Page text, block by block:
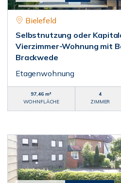
Bielefeld
Selbstnutzung oder
Vierzimmer-Wohnung mit
Brackwede
Etagenwohnung
97,46 m²
WOHNFLÄCHE
4
ZIMMER